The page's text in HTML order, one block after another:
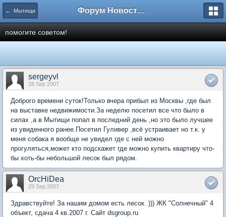
← Мытищи Форум Новостройки
помогите советом!
sergeyvl
28 Sep 2007
Доброго времени суток!Только вчера прибыл из Москвы ,где был
на выставке недвижимости.За неделю посетил все что было в
силах ,а в Мытищи попал в последний день ,но это было лучшее
из увиденного ранее.Посетил Гуливер ,всё устраивает но т.к. у
меня собака я вообще не увидел где с ней можно
прогуляться,может кто подскажет где можно купить квартиру что-
бы хоть-бы небольшой лесок был рядом.
OrcHiDea
29 Sep 2007
Здравствуйте! За нашим домом есть лесок. ))) ЖК "Солнечный" 4
объект, сдача 4 кв.2007 г. Сайт dsgroup.ru